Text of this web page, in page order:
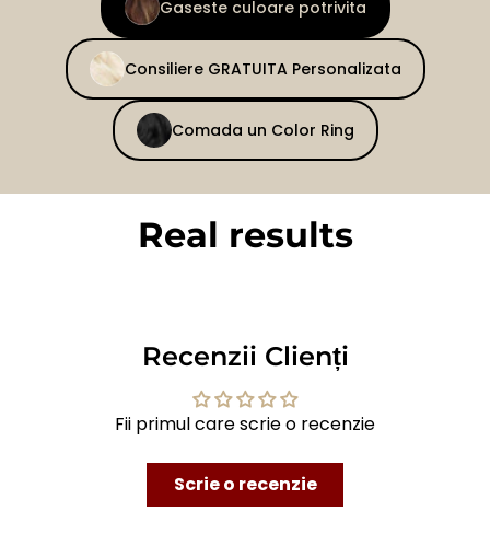
Gaseste culoare potrivita
Consiliere GRATUITA Personalizata
Comada un Color Ring
Real results
Recenzii Clienți
Fii primul care scrie o recenzie
Scrie o recenzie